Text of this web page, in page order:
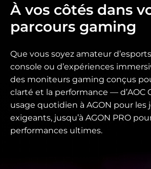
À vos côtés dans
parcours gaming
Que vous soyez amateur
console ou d’expériences
des moniteurs gaming conçus
clarté et la performance — d’AOC
usage quotidien à AGON pour les
exigeants, jusqu’à AGON PRO
performances ultimes.